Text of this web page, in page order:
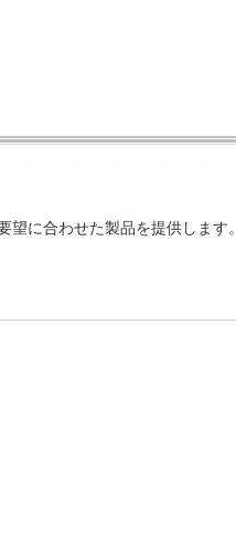
に合わせた製品を提供します。